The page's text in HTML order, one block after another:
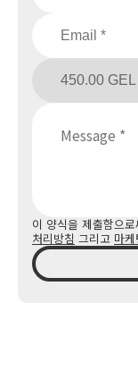
이 양식을 제출함으
처리방침 그리고 마